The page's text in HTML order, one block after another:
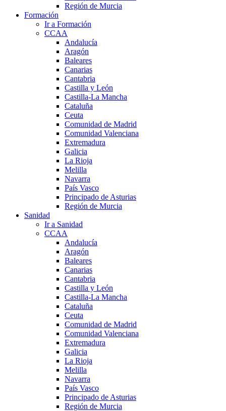
Región de Murcia
Formación
Ir a Formación
CCAA
Andalucía
Aragón
Baleares
Canarias
Cantabria
Castilla y León
Castilla-La Mancha
Cataluña
Ceuta
Comunidad de Madrid
Comunidad Valenciana
Extremadura
Galicia
La Rioja
Melilla
Navarra
País Vasco
Principado de Asturias
Región de Murcia
Sanidad
Ir a Sanidad
CCAA
Andalucía
Aragón
Baleares
Canarias
Cantabria
Castilla y León
Castilla-La Mancha
Cataluña
Ceuta
Comunidad de Madrid
Comunidad Valenciana
Extremadura
Galicia
La Rioja
Melilla
Navarra
País Vasco
Principado de Asturias
Región de Murcia